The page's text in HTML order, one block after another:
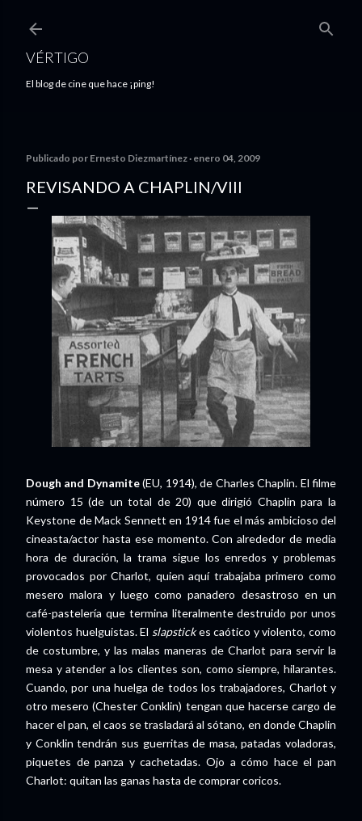
VÉRTIGO
El blog de cine que hace ¡ping!
Publicado por Ernesto Diezmartínez enero 04, 2009
REVISANDO A CHAPLIN/VIII
Dough and Dynamite(EU, 1914), de Charles Chaplin. El filme
número 15 (de un total de 20) que dirigió Chaplin para la
Keystone de Mack Sennett en 1914 fue el más ambicioso del
cineasta/actor hasta ese momento. Con alrededor de media
hora de duración, la trama sigue los enredos y problemas
provocados por Charlot, quien aquí trabajaba primero como
mesero malora y luego como panadero desastroso en un
café-pastelería que termina literalmente destruido por unos
violentos huelguistas. El slapstickes caótico y violento, como
de costumbre, y las malas maneras de Charlot para servir la
mesa y atender a los clientes son, como siempre, hilarantes.
Cuando, por una huelga de todos los trabajadores, Charlot y
otro mesero (Chester Conklin) tengan que hacerse cargo de
hacer el pan, el caos se trasladará al sótano, en donde Chaplin
y Conklin tendrán sus guerritas de masa, patadas voladoras,
piquetes de panza y cachetadas. Ojo a cómo hace el pan
Charlot: quitan las ganas hasta de comprar coricos.